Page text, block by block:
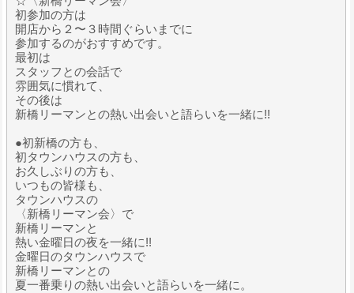
初参加の方は
開店から２〜３時間ぐらいまでに
参加するのがおすすめです。
最初は
スタッフとの会話で
雰囲気に慣れて、
その後は
新橋リーマンとの熱い出会いと語らいを一緒に!!
●初新橋の方も、
初タウンハウスの方も、
お久しぶりの方も、
いつもの皆様も、
タウンハウスの
〈新橋リーマン会〉で
新橋リーマンと
熱い金曜日の夜を一緒に!!
金曜日のタウンハウスで
新橋リーマンとの
夏一番乗りの熱い出会いと語らいを一緒に。